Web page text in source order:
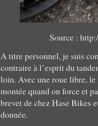
Source :
A titre personnel, je suis
contraire à l’esprit du
loin. Avec une roue libre, le
montée quand on force et
brevet de chez Hase Bikes
donnée.